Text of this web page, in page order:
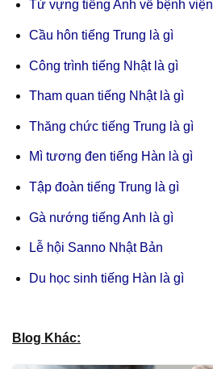
Từ vựng tiếng Anh về bệnh viện
Cầu hôn tiếng Trung là gì
Công trình tiếng Nhật là gì
Tham quan tiếng Nhật là gì
Thăng chức tiếng Trung là gì
Mì tương đen tiếng Hàn là gì
Tập đoàn tiếng Trung là gì
Gà nướng tiếng Anh là gì
Lễ hội Sanno Nhật Bản
Du học sinh tiếng Hàn là gì
Blog Khác: